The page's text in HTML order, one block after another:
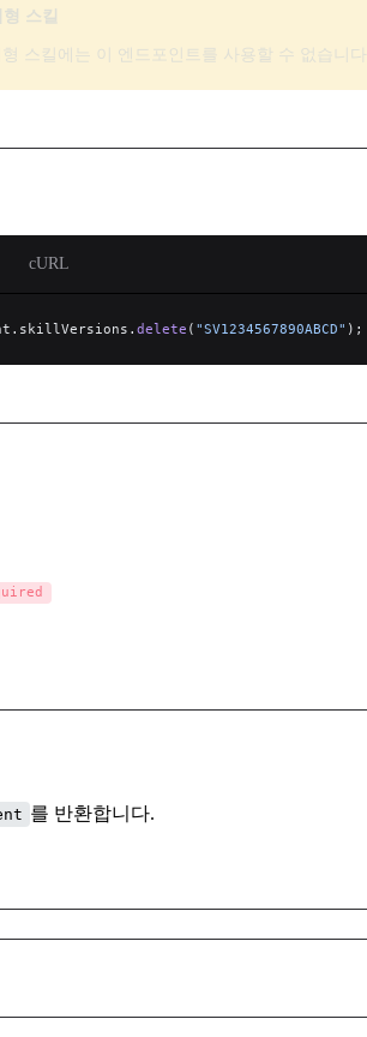
스킬
형 스킬에는 이 엔드포인트를 사용할 수 없습니다.
cURL
delete ( "SV1234567890ABCD" );
를 반환합니다.